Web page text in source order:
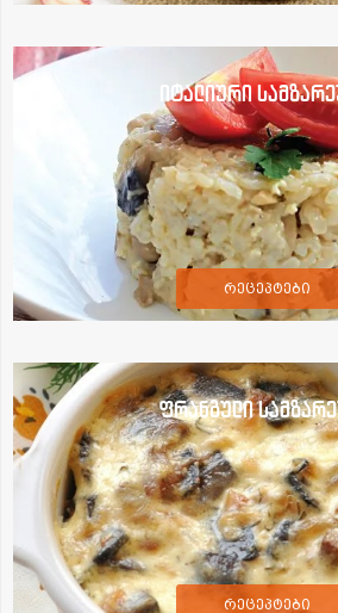
იტალიური
რეცეპტები
ფრანგული
რეცეპტები